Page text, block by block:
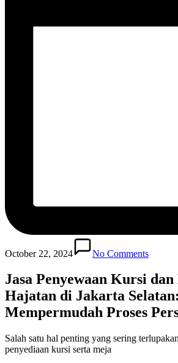
October 22, 2024 No Comments
Jasa Penyewaan Kursi
Hajatan di Jakarta Selatan:
Mempermudah Proses
Salah satu hal penting yang sering
penyediaan kursi serta meja